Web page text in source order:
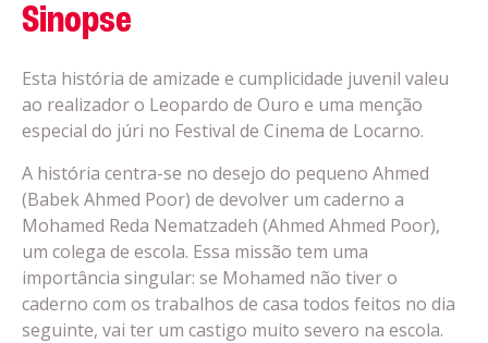
Sinopse
Esta história de amizade e cumplicidade juvenil valeu
ao realizador o Leopardo de Ouro e uma menção
especial do júri no Festival de Cinema de Locarno.
A história centra-se no desejo do pequeno Ahmed
(Babek Ahmed Poor) de devolver um caderno a
Mohamed Reda Nematzadeh (Ahmed Ahmed Poor),
um colega de escola. Essa missão tem uma
importância singular: se Mohamed não tiver o
caderno com os trabalhos de casa todos feitos no dia
seguinte, vai ter um castigo muito severo na escola.